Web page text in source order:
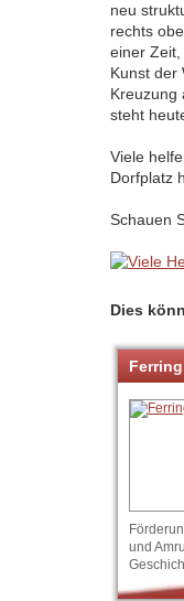
neu
rechts
einer
Kunst der
Kreuzung
steht
Viele
Dorfplatz
Schauen
Dies
und